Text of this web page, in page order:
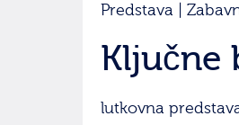
Predstava |
Ključne
lutkovna